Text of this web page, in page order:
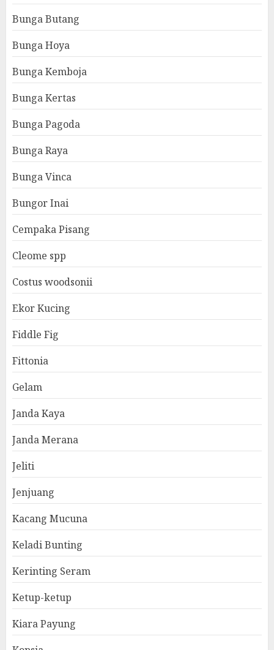
Bunga Butang
Bunga Hoya
Bunga Kemboja
Bunga Kertas
Bunga Pagoda
Bunga Raya
Bunga Vinca
Bungor Inai
Cempaka Pisang
Cleome spp
Costus woodsonii
Ekor Kucing
Fiddle Fig
Fittonia
Gelam
Janda Kaya
Janda Merana
Jeliti
Jenjuang
Kacang Mucuna
Keladi Bunting
Kerinting Seram
Ketup-ketup
Kiara Payung